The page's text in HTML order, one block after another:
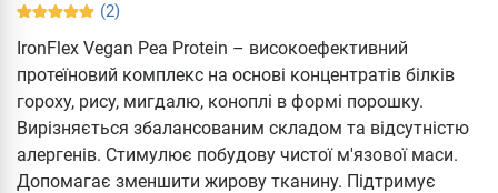
(2)
IronFlex Vegan Pea Protein – високоефективний
протеїновий комплекс на основі концентратів білків
гороху, рису, мигдалю, коноплі в формі порошку.
Вирізняється збалансованим складом та відсутністю
алергенів. Стимулює побудову чистої м'язової маси.
Допомагає зменшити жирову тканину. Підтримує